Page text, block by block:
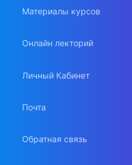
Материалы курсов
Онлайн лекторий
Личный Кабинет
Почта
Обратная связь